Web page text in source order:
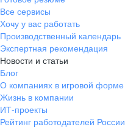
Все сервисы
Хочу у вас работать
Производственный календарь
Экспертная рекомендация
Новости и статьи
Блог
О компаниях в игровой форме
Жизнь в компании
ИТ-проекты
Рейтинг работодателей России